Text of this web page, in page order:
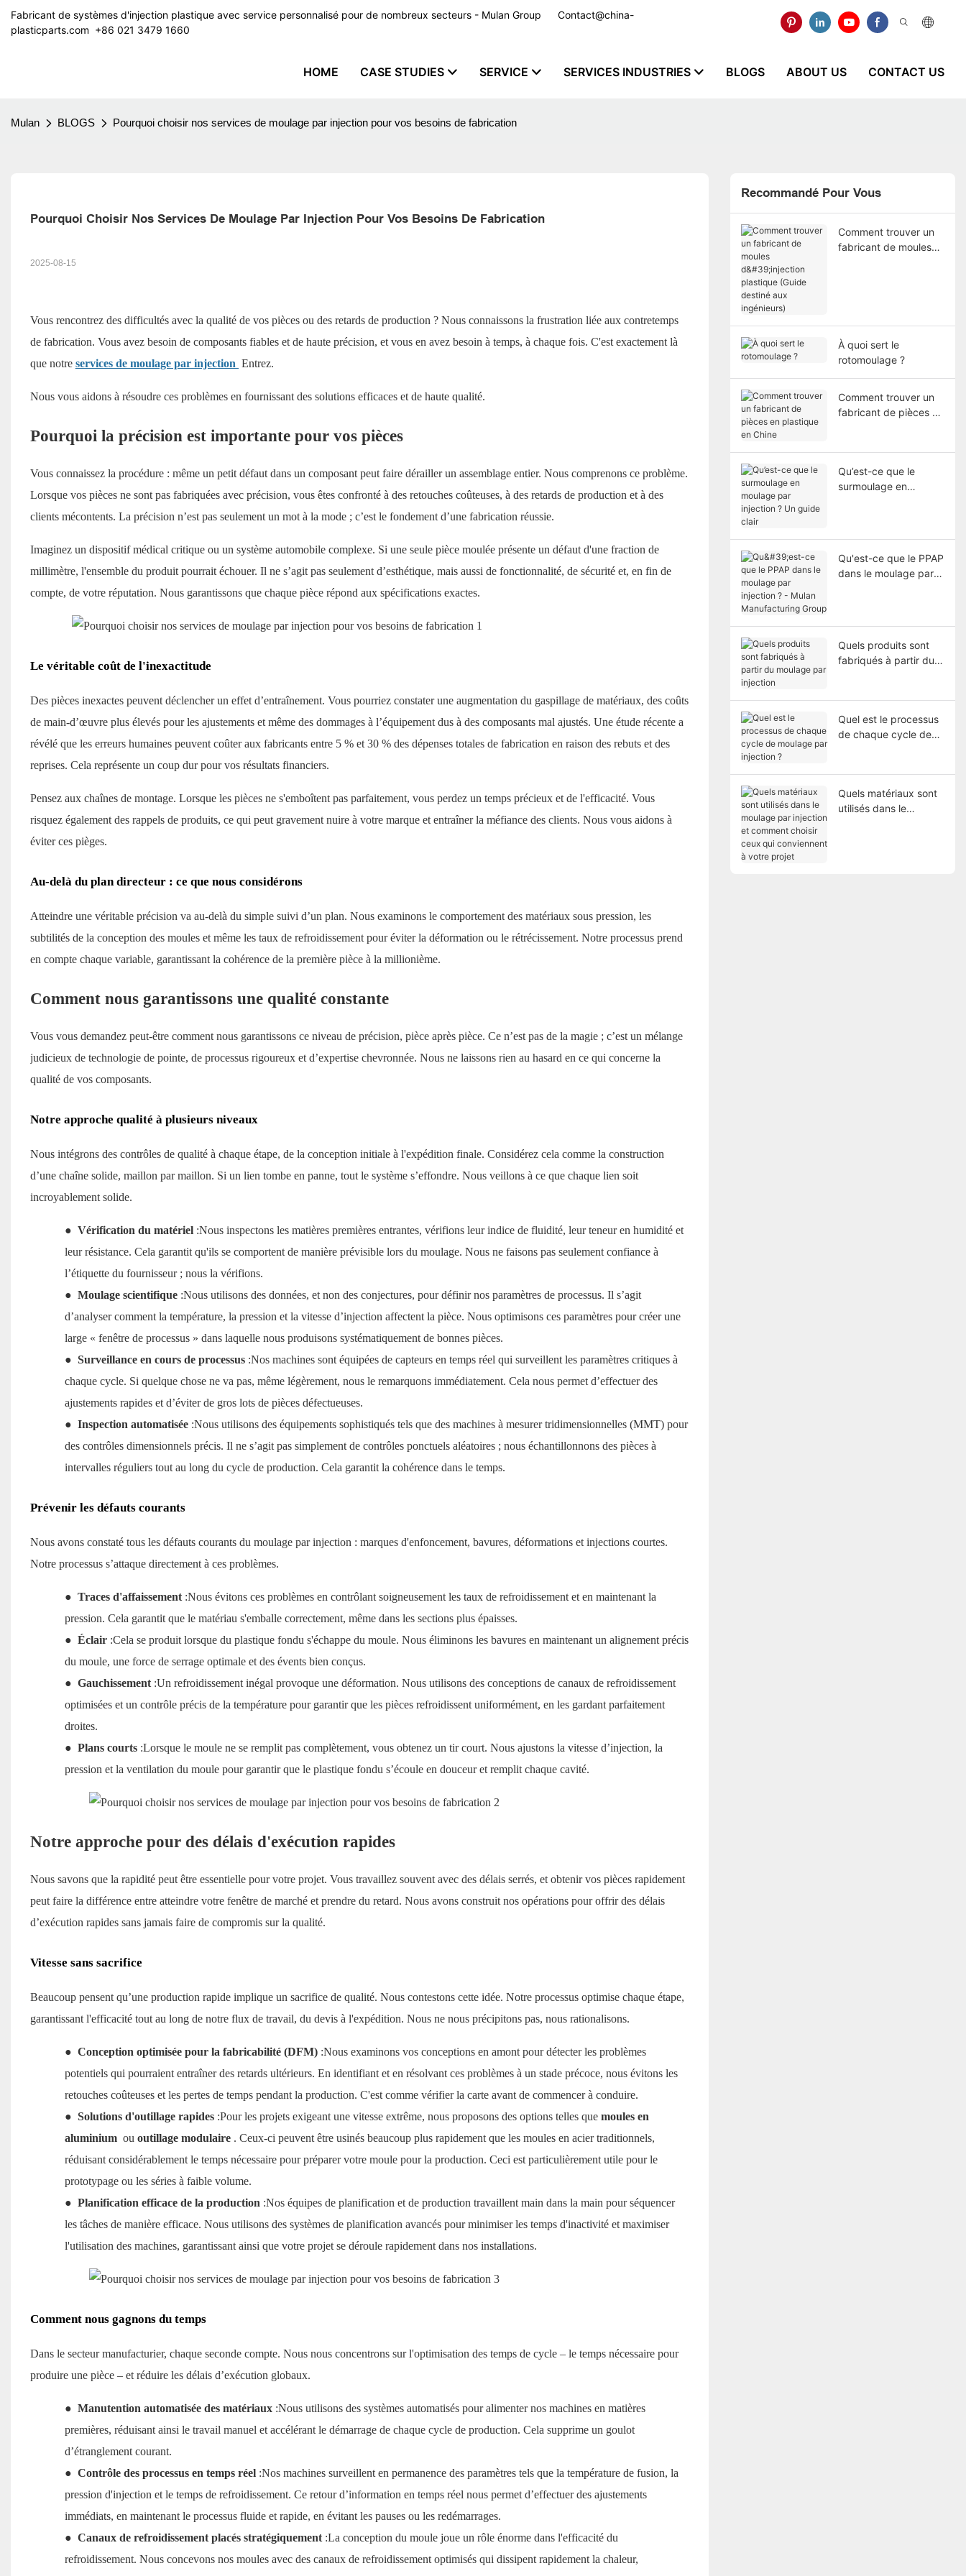
Fabricant de systèmes d'injection plastique avec service personnalisé pour de nombreux secteurs - Mulan Group
Contact@china-
plasticparts.com ​​​​​​​ +86 021 3479 1660
HOME CASE STUDIES SERVICE SERVICES INDUSTRIES BLOGS ABOUT US CONTACT US
Mulan BLOGS Pourquoi choisir nos services de moulage par injection pour vos besoins de fabrication
Pourquoi Choisir Nos Services De Moulage Par Injection Pour Vos Besoins De Fabrication
2025-08-15
Vous rencontrez des difficultés avec la qualité de vos pièces ou des retards de production ? Nous connaissons la frustration liée aux contretemps
de fabrication. Vous avez besoin de composants fiables et de haute précision, et vous en avez besoin à temps, à chaque fois. C'est exactement là
que notre services de moulage par injection Entrez.
Nous vous aidons à résoudre ces problèmes en fournissant des solutions efficaces et de haute qualité.
Pourquoi la précision est importante pour vos pièces
Vous connaissez la procédure : même un petit défaut dans un composant peut faire dérailler un assemblage entier. Nous comprenons ce problème.
Lorsque vos pièces ne sont pas fabriquées avec précision, vous êtes confronté à des retouches coûteuses, à des retards de production et à des
clients mécontents. La précision n’est pas seulement un mot à la mode ; c’est le fondement d’une fabrication réussie.
Imaginez un dispositif médical critique ou un système automobile complexe. Si une seule pièce moulée présente un défaut d'une fraction de
millimètre, l'ensemble du produit pourrait échouer. Il ne s’agit pas seulement d’esthétique, mais aussi de fonctionnalité, de sécurité et, en fin de
compte, de votre réputation. Nous garantissons que chaque pièce répond aux spécifications exactes.
Le véritable coût de l'inexactitude
Des pièces inexactes peuvent déclencher un effet d’entraînement. Vous pourriez constater une augmentation du gaspillage de matériaux, des coûts
de main-d’œuvre plus élevés pour les ajustements et même des dommages à l’équipement dus à des composants mal ajustés. Une étude récente a
révélé que les erreurs humaines peuvent coûter aux fabricants entre 5 % et 30 % des dépenses totales de fabrication en raison des rebuts et des
reprises. Cela représente un coup dur pour vos résultats financiers.
Pensez aux chaînes de montage. Lorsque les pièces ne s'emboîtent pas parfaitement, vous perdez un temps précieux et de l'efficacité. Vous
risquez également des rappels de produits, ce qui peut gravement nuire à votre marque et entraîner la méfiance des clients. Nous vous aidons à
éviter ces pièges.
Au-delà du plan directeur : ce que nous considérons
Atteindre une véritable précision va au-delà du simple suivi d’un plan. Nous examinons le comportement des matériaux sous pression, les
subtilités de la conception des moules et même les taux de refroidissement pour éviter la déformation ou le rétrécissement. Notre processus prend
en compte chaque variable, garantissant la cohérence de la première pièce à la millionième.
Comment nous garantissons une qualité constante
Vous vous demandez peut-être comment nous garantissons ce niveau de précision, pièce après pièce. Ce n’est pas de la magie ; c’est un mélange
judicieux de technologie de pointe, de processus rigoureux et d’expertise chevronnée. Nous ne laissons rien au hasard en ce qui concerne la
qualité de vos composants.
Notre approche qualité à plusieurs niveaux
Nous intégrons des contrôles de qualité à chaque étape, de la conception initiale à l'expédition finale. Considérez cela comme la construction
d’une chaîne solide, maillon par maillon. Si un lien tombe en panne, tout le système s’effondre. Nous veillons à ce que chaque lien soit
incroyablement solide.
● Vérification du matériel :Nous inspectons les matières premières entrantes, vérifions leur indice de fluidité, leur teneur en humidité et
leur résistance. Cela garantit qu'ils se comportent de manière prévisible lors du moulage. Nous ne faisons pas seulement confiance à
l’étiquette du fournisseur ; nous la vérifions.
● Moulage scientifique :Nous utilisons des données, et non des conjectures, pour définir nos paramètres de processus. Il s’agit
d’analyser comment la température, la pression et la vitesse d’injection affectent la pièce. Nous optimisons ces paramètres pour créer une
large « fenêtre de processus » dans laquelle nous produisons systématiquement de bonnes pièces.
● Surveillance en cours de processus :Nos machines sont équipées de capteurs en temps réel qui surveillent les paramètres critiques à
chaque cycle. Si quelque chose ne va pas, même légèrement, nous le remarquons immédiatement. Cela nous permet d’effectuer des
ajustements rapides et d’éviter de gros lots de pièces défectueuses.
● Inspection automatisée :Nous utilisons des équipements sophistiqués tels que des machines à mesurer tridimensionnelles (MMT) pour
des contrôles dimensionnels précis. Il ne s’agit pas simplement de contrôles ponctuels aléatoires ; nous échantillonnons des pièces à
intervalles réguliers tout au long du cycle de production. Cela garantit la cohérence dans le temps.
Prévenir les défauts courants
Nous avons constaté tous les défauts courants du moulage par injection : marques d'enfoncement, bavures, déformations et injections courtes.
Notre processus s’attaque directement à ces problèmes.
● Traces d'affaissement :Nous évitons ces problèmes en contrôlant soigneusement les taux de refroidissement et en maintenant la
pression. Cela garantit que le matériau s'emballe correctement, même dans les sections plus épaisses.
● Éclair :Cela se produit lorsque du plastique fondu s'échappe du moule. Nous éliminons les bavures en maintenant un alignement précis
du moule, une force de serrage optimale et des évents bien conçus.
● Gauchissement :Un refroidissement inégal provoque une déformation. Nous utilisons des conceptions de canaux de refroidissement
optimisées et un contrôle précis de la température pour garantir que les pièces refroidissent uniformément, en les gardant parfaitement
droites.
● Plans courts :Lorsque le moule ne se remplit pas complètement, vous obtenez un tir court. Nous ajustons la vitesse d’injection, la
pression et la ventilation du moule pour garantir que le plastique fondu s’écoule en douceur et remplit chaque cavité.
Notre approche pour des délais d'exécution rapides
Nous savons que la rapidité peut être essentielle pour votre projet. Vous travaillez souvent avec des délais serrés, et obtenir vos pièces rapidement
peut faire la différence entre atteindre votre fenêtre de marché et prendre du retard. Nous avons construit nos opérations pour offrir des délais
d’exécution rapides sans jamais faire de compromis sur la qualité.
Vitesse sans sacrifice
Beaucoup pensent qu’une production rapide implique un sacrifice de qualité. Nous contestons cette idée. Notre processus optimise chaque étape,
garantissant l'efficacité tout au long de notre flux de travail, du devis à l'expédition. Nous ne nous précipitons pas, nous rationalisons.
● Conception optimisée pour la fabricabilité (DFM) :Nous examinons vos conceptions en amont pour détecter les problèmes
potentiels qui pourraient entraîner des retards ultérieurs. En identifiant et en résolvant ces problèmes à un stade précoce, nous évitons les
retouches coûteuses et les pertes de temps pendant la production. C'est comme vérifier la carte avant de commencer à conduire.
● Solutions d'outillage rapides :Pour les projets exigeant une vitesse extrême, nous proposons des options telles que moules en
aluminium ou outillage modulaire . Ceux-ci peuvent être usinés beaucoup plus rapidement que les moules en acier traditionnels,
réduisant considérablement le temps nécessaire pour préparer votre moule pour la production. Ceci est particulièrement utile pour le
prototypage ou les séries à faible volume.
● Planification efficace de la production :Nos équipes de planification et de production travaillent main dans la main pour séquencer
les tâches de manière efficace. Nous utilisons des systèmes de planification avancés pour minimiser les temps d'inactivité et maximiser
l'utilisation des machines, garantissant ainsi que votre projet se déroule rapidement dans nos installations.
Comment nous gagnons du temps
Dans le secteur manufacturier, chaque seconde compte. Nous nous concentrons sur l'optimisation des temps de cycle – le temps nécessaire pour
produire une pièce – et réduire les délais d’exécution globaux.
● Manutention automatisée des matériaux :Nous utilisons des systèmes automatisés pour alimenter nos machines en matières
premières, réduisant ainsi le travail manuel et accélérant le démarrage de chaque cycle de production. Cela supprime un goulot
d’étranglement courant.
● Contrôle des processus en temps réel :Nos machines surveillent en permanence des paramètres tels que la température de fusion, la
pression d'injection et le temps de refroidissement. Ce retour d’information en temps réel nous permet d’effectuer des ajustements
immédiats, en maintenant le processus fluide et rapide, en évitant les pauses ou les redémarrages.
● Canaux de refroidissement placés stratégiquement :La conception du moule joue un rôle énorme dans l'efficacité du
refroidissement. Nous concevons nos moules avec des canaux de refroidissement optimisés qui dissipent rapidement la chaleur,
Recommandé Pour Vous
Comment trouver un
fabricant de moules
À quoi sert le
rotomoulage ?
Comment trouver un
fabricant de pièces en
Qu’est-ce que le
surmoulage en
Qu'est-ce que le PPAP
dans le moulage par
Quels produits sont
fabriqués à partir du
Quel est le processus
de chaque cycle de
Quels matériaux sont
utilisés dans le